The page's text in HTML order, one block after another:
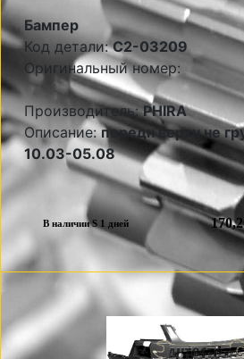
Бампер
Код детали:C2-03209
Оригинальный номер:
Производитель:PHIRA
Описание:передн верхн не
10.03-05.08
В наличии S 1 дней